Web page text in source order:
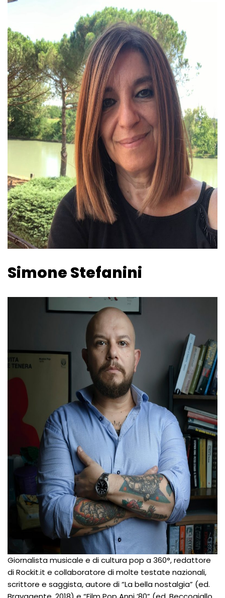
Simone Stefanini
Giornalista musicale e di cultura pop a 360°, redattore
di Rockit.it e collaboratore di molte testate nazionali,
scrittore e saggista, autore di “La bella nostalgia” (ed.